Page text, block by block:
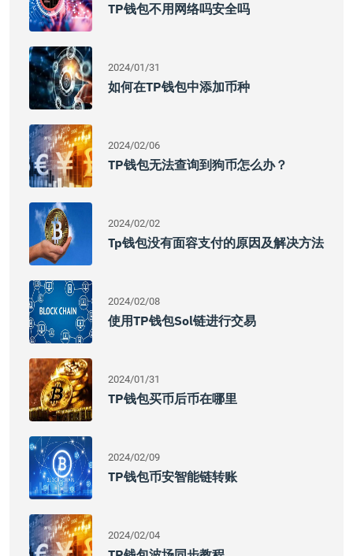
TP钱包不用网络吗安全吗
2024/01/31
如何在TP钱包中添加币种
2024/02/06
TP钱包无法查询到狗币怎么办？
2024/02/02
Tp钱包没有面容支付的原因及解决方法
2024/02/08
使用TP钱包Sol链进行交易
2024/01/31
TP钱包买币后币在哪里
2024/02/09
TP钱包币安智能链转账
2024/02/04